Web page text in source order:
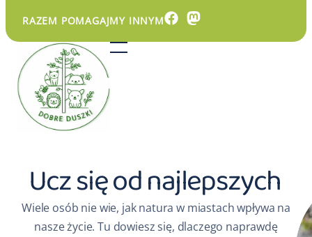
RAZEM POMAGAJMY INNYM
Ucz się od najlepszych
Wiele osób nie wie, jak natura w miastach wpływa na
nasze życie. Tu dowiesz się, dlaczego naprawdę